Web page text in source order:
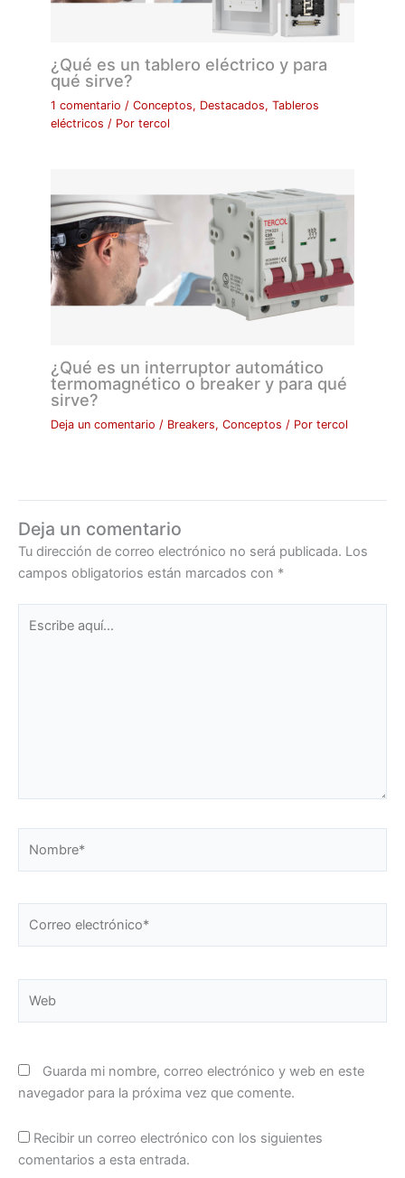
¿Qué es un tablero eléctrico y para
qué sirve?
1 comentario /Conceptos, Destacados,Tableros
eléctricos / Portercol
¿Qué es un interruptor automático
termomagnético o breaker y para qué
sirve?
Deja un comentario / Breakers,Conceptos / Portercol
Deja un comentario
Tu dirección de correo electrónico no será publicada. Los
campos obligatorios están marcados con *
aquí...
Guarda mi nombre, correo electrónico y web en este
navegador para la próxima vez que comente.
Recibir un correo electrónico con los siguientes
comentarios a esta entrada.